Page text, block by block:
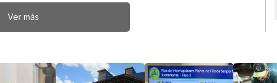
Ver más